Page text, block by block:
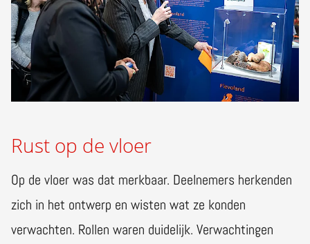
Rust op de vloer
Op de vloer was dat merkbaar. Deelnemers herkenden
zich in het ontwerp en wisten wat ze konden
verwachten. Rollen waren duidelijk. Verwachtingen